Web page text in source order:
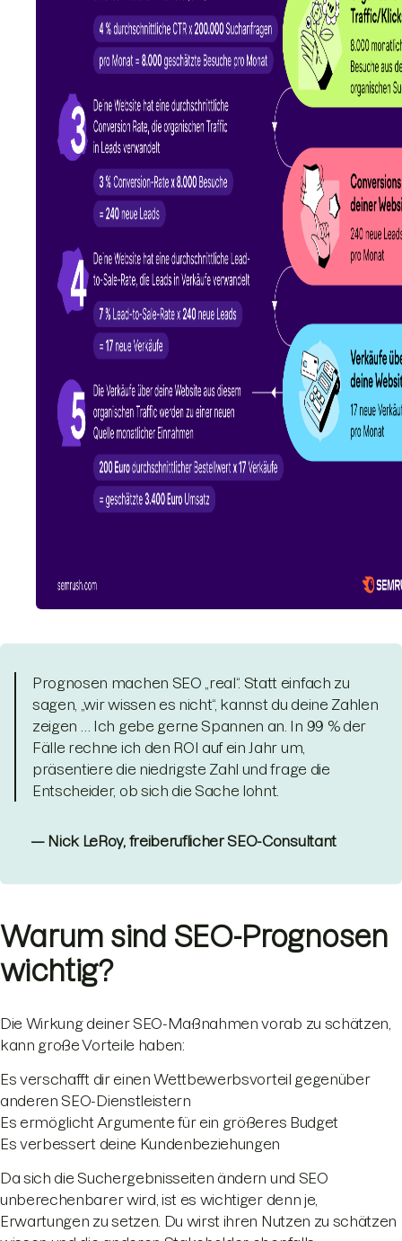
Prognosen machen SEO „real“. Statt einfach zu
sagen, „wir wissen es nicht“, kannst du deine Zahlen
zeigen … Ich gebe gerne Spannen an. In 99 % der
Fälle rechne ich den ROI auf ein Jahr um,
präsentiere die niedrigste Zahl und frage die
Entscheider, ob sich die Sache lohnt.
— Nick LeRoy, freiberuflicher SEO-Consultant
Warum sind SEO-Prognosen
wichtig?
Die Wirkung deiner SEO-Maßnahmen vorab zu schätzen,
kann große Vorteile haben:
Es verschafft dir einen Wettbewerbsvorteil gegenüber
anderen SEO-Dienstleistern
Es ermöglicht Argumente für ein größeres Budget
Es verbessert deine Kundenbeziehungen
Da sich die Suchergebnisseiten ändern und SEO
unberechenbarer wird, ist es wichtiger denn je,
Erwartungen zu setzen. Du wirst ihren Nutzen zu schätzen